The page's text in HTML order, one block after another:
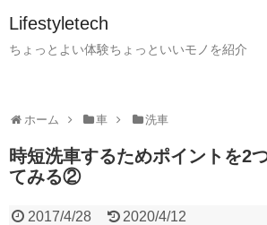
Lifestyletech
ちょっとよい体験ちょっといいモノを紹介
ホーム 車 洗車
時短洗車するためポイントを2
てみる②
2017/4/28 2020/4/12